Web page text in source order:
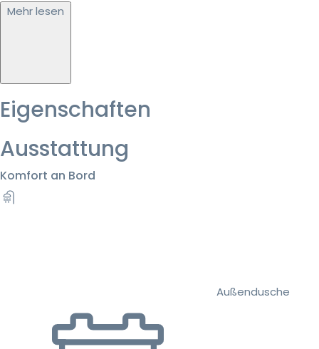
Mehr lesen
Eigenschaften
Ausstattung
Komfort an Bord
Außendusche